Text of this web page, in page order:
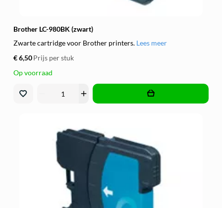
Brother LC-980BK (zwart)
Zwarte cartridge voor Brother printers. Lees meer
€ 6,50Prijs per stuk
Op voorraad
add